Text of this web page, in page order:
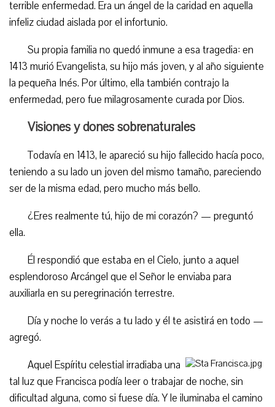
terrible enfermedad. Era un ángel de la caridad en aquella
infeliz ciudad aislada por el infortunio.
Su propia familia no quedó inmune a esa tragedia: en
1413 murió Evangelista, su hijo más joven, y al año siguiente
la pequeña Inés. Por último, ella también contrajo la
enfermedad, pero fue milagrosamente curada por Dios.
Visiones y dones sobrenaturales
Todavía en 1413, le apareció su hijo fallecido hacía poco,
teniendo a su lado un joven del mismo tamaño, pareciendo
ser de la misma edad, pero mucho más bello.
¿Eres realmente tú, hijo de mi corazón? — preguntó
ella.
Él respondió que estaba en el Cielo, junto a aquel
esplendoroso Arcángel que el Señor le enviaba para
auxiliarla en su peregrinación terrestre.
Día y noche lo verás a tu lado y él te asistirá en todo —
agregó.
Aquel Espíritu celestial irradiaba una
tal luz que Francisca podía leer o trabajar de noche, sin
dificultad alguna, como si fuese día. Y le iluminaba el camino